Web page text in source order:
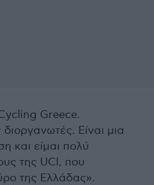
Greece.
Είναι μια
και είμαι πολύ
της UCI, που
της Ελλάδας».